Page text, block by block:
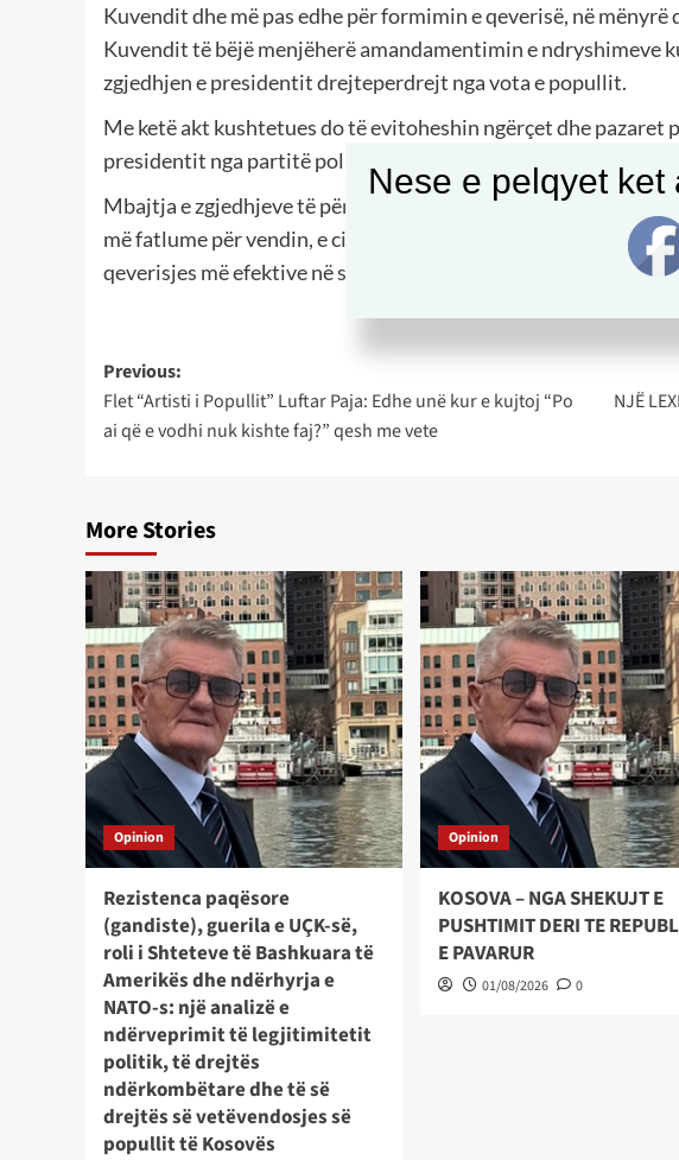
Kuvendit dhe më pas edhe për formimin e qeverisë, në mënyrë
Kuvendit të bëjë menjëherë amandamentimin e ndryshimeve
zgjedhjen e presidentit drejteperdrejt nga vota e popullit.
Me ketë akt kushtetues do të evitoheshin ngërçet dhe
presidentit nga partitë politike në Kuvend.
Mbajtja e zgjedhjeve të përbashkëta lokale dhe presidenciale
më fatlume për vendin, e cila do të ndikonte drejtëpërdrejt në
qeverisjes më efektive në shërbim të vendit dhe qytetarëve.
Post
navigation
Previous:
Flet “Artisti i Popullit” Luftar Paja: Edhe unë kur e kujtoj “Po
ai që e vodhi nuk kishte faj?” qesh me vete
NJË
More Stories
Opinion
Rezistenca paqësore
(gandiste), guerila e UÇK-së,
roli i Shteteve të Bashkuara të
Amerikës dhe ndërhyrja e
NATO-s: një analizë e
ndërveprimit të legjitimitetit
politik, të drejtës
ndërkombëtare dhe të së
drejtës së vetëvendosjes së
popullit të Kosovës
Opinion
KOSOVA – NGA SHEKUJT E
PUSHTIMIT DERI TE
E PAVARUR
01/08/2026 0
Nese e pelqyet